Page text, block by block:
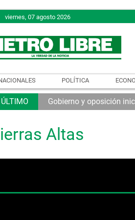
viernes, 07 agosto 2026
POLÍTICA
Gobierno y oposición
Altas